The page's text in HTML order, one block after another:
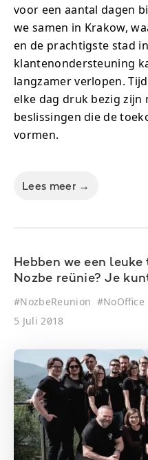
voor een aantal dagen
we samen in Krakow,
en de prachtigste stad
klantenondersteuning
langzamer verlopen.
elke dag druk bezig zijn
beslissingen die de
vormen.
Lees meer →
Hebben we een
Nozbe reünie? Je
#NozbeReunion #NoOffice
5 Juli 2018